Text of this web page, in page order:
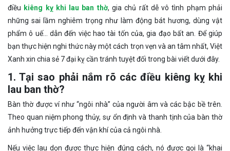
điều kiêng kỵ khi lau ban thờ, gia chủ rất dễ vô tình phạm phải
những sai lầm nghiêm trọng như làm động bát hương, dùng vật
phẩm ô uế… dẫn đến việc hao tài tốn của, gia đạo bất an. Để giúp
bạn thực hiện nghi thức này một cách trọn vẹn và an tâm nhất, Việt
Xanh xin chia sẻ 7 đại kỵ cần tránh tuyệt đối trong bài viết dưới đây.
1. Tại sao phải nắm rõ các điều kiêng kỵ khi
lau ban thờ?
Bàn thờ được ví như “ngôi nhà” của người âm và các bậc bề trên.
Theo quan niệm phong thủy, sự ổn định và thanh tịnh của bàn thờ
ảnh hưởng trực tiếp đến vận khí của cả ngôi nhà.
Nếu việc lau dọn được thực hiện đúng cách, nó được gọi là “khai